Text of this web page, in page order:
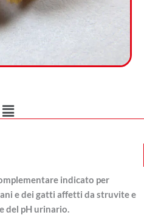
Main
Menu
indicato per
e dei gatti affetti da struvite e
del pH urinario.